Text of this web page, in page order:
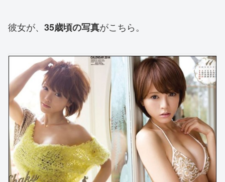
彼女が、 35歳頃の写真がこちら。